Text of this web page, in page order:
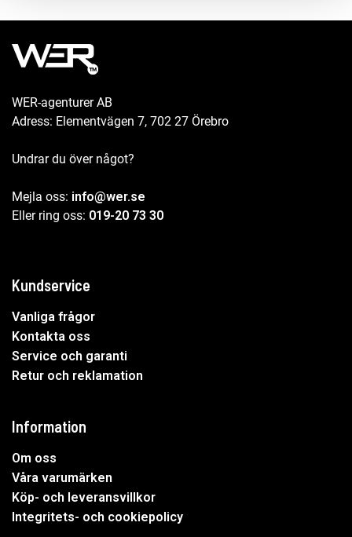
Dimsmörjolja 1-liter
186 kr
WER-agenturer AB
Adress: Elementvägen 7, 702 27 Örebro
Undrar du över något?
Mejla oss: info@wer.se
Eller ring oss: 019-20 73 30
Kundservice
Vanliga frågor
Kontakta oss
Service och garanti
Retur och reklamation
Information
Om oss
Våra varumärken
Köp- och leveransvillkor
Integritets- och cookiepolicy